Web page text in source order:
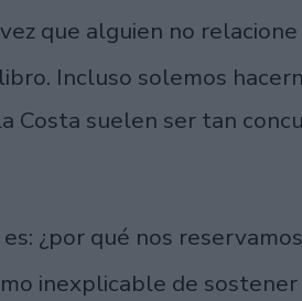
que alguien no
Incluso solemos
Costa suelen ser tan
¿por qué nos
inexplicable de